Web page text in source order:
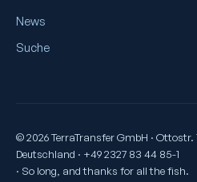
News
Suche
© 2026 TerraTransfer GmbH · Ottostr.
Deutschland · +49 2327 83 44 85-1
· So long, and thanks for all the fish.